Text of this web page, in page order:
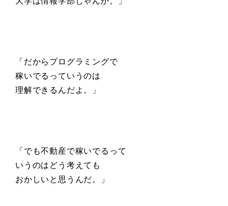
「だからプログラミングで
稼いでるっていうのは
理解できるんだよ。」
「でも不動産で稼いでるって
いうのはどう考えても
おかしいと思うんだ。」